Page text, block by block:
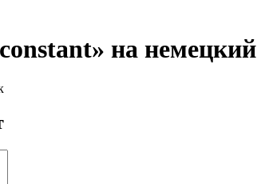
на немецкий